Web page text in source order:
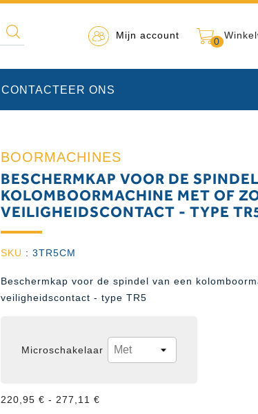
CONTACTEER ONS
Mijn account
0
BOORMACHINES
BESCHERMKAP VOOR DE
KOLOMBOORMACHINE MET OF
VEILIGHEIDSCONTACT - TYPE
SKU : 3TR5CM
Beschermkap voor de spindel van een
veiligheidscontact - type TR5
Microschakelaar
220,95 € - 277,11 €